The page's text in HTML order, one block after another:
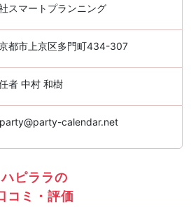
スマートプランニング
都市上京区多門町434-307
者 中村 和樹
calendar.net
ハピララの
コミ・評価